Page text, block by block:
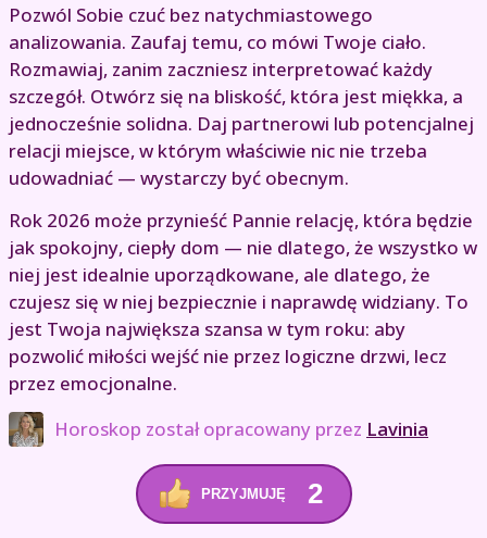
Pozwól Sobie czuć bez natychmiastowego
analizowania. Zaufaj temu, co mówi Twoje ciało.
Rozmawiaj, zanim zaczniesz interpretować każdy
szczegół. Otwórz się na bliskość, która jest miękka, a
jednocześnie solidna. Daj partnerowi lub potencjalnej
relacji miejsce, w którym właściwie nic nie trzeba
udowadniać — wystarczy być obecnym.
Rok 2026 może przynieść Pannie relację, która będzie
jak spokojny, ciepły dom — nie dlatego, że wszystko w
niej jest idealnie uporządkowane, ale dlatego, że
czujesz się w niej bezpiecznie i naprawdę widziany. To
jest Twoja największa szansa w tym roku: aby
pozwolić miłości wejść nie przez logiczne drzwi, lecz
przez emocjonalne.
Horoskop został opracowany przez Lavinia
PRZYJMUJĘ 2